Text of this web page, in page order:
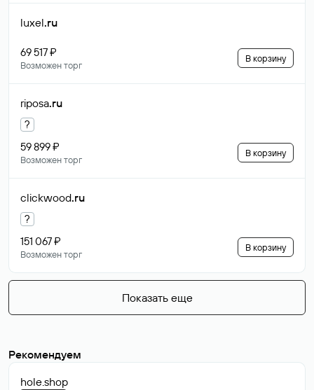
luxel.ru
69 517 ₽
Возможен торг
В корзину
riposa.ru
?
59 899 ₽
Возможен торг
В корзину
clickwood.ru
?
151 067 ₽
Возможен торг
В корзину
Показать еще
Рекомендуем
hole.shop